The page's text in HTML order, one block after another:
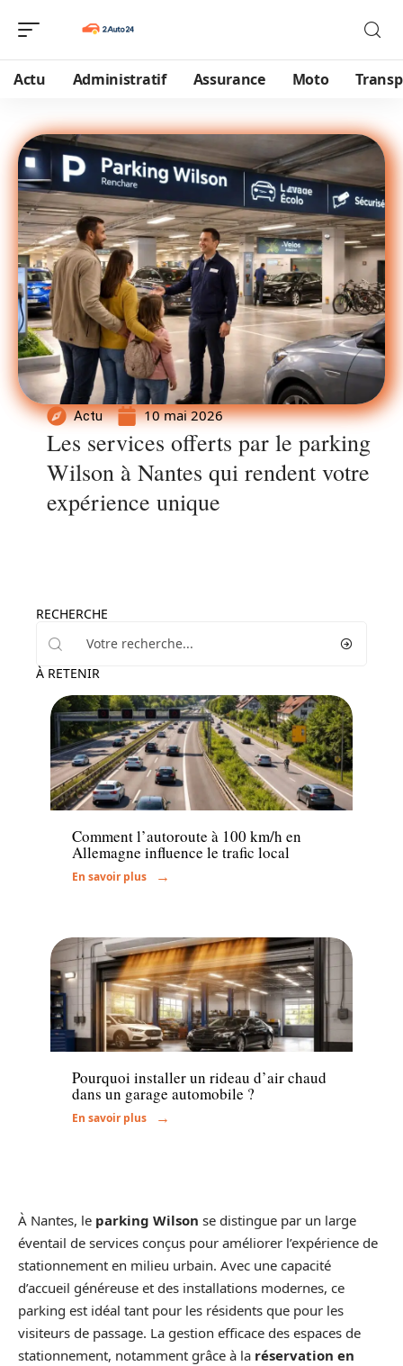
Actu Administratif Assurance Moto
Actu 10 mai 2026
Les services offerts par le parking
Wilson à Nantes qui rendent votre
expérience unique
RECHERCHE
À RETENIR
Actu
Comment l’autoroute à 100 km/h en
Allemagne influence le trafic local
En savoir plus
Actu
Pourquoi installer un rideau d’air chaud
dans un garage automobile ?
En savoir plus
À Nantes, le parking Wilson se distingue par un large
éventail de services conçus pour améliorer l’expérience de
stationnement en milieu urbain. Avec une capacité
d’accueil généreuse et des installations modernes, ce
parking est idéal tant pour les résidents que pour les
visiteurs de passage. La gestion efficace des espaces de
stationnement, notamment grâce à la réservation en